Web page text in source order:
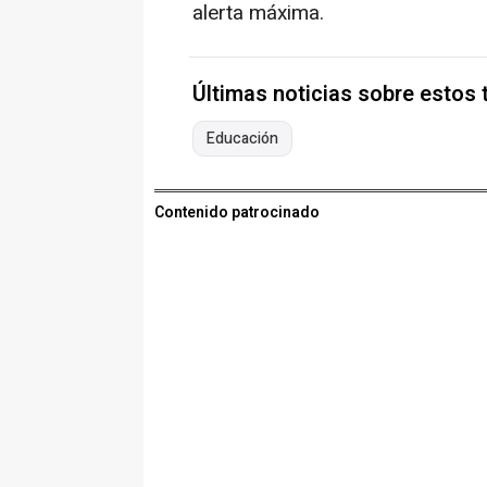
alerta máxima.
Últimas noticias sobre estos
Educación
Contenido patrocinado